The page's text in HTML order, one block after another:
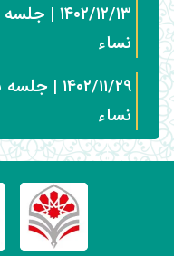
۱۴۰۲/۱۲/
نساء
۱۴۰۲/۱۱/
نساء